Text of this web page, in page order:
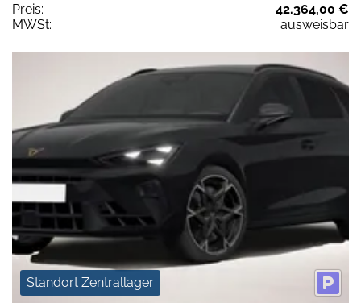
Preis:
42.364,00 €
MWSt:
ausweisbar
Standort Zentrallager